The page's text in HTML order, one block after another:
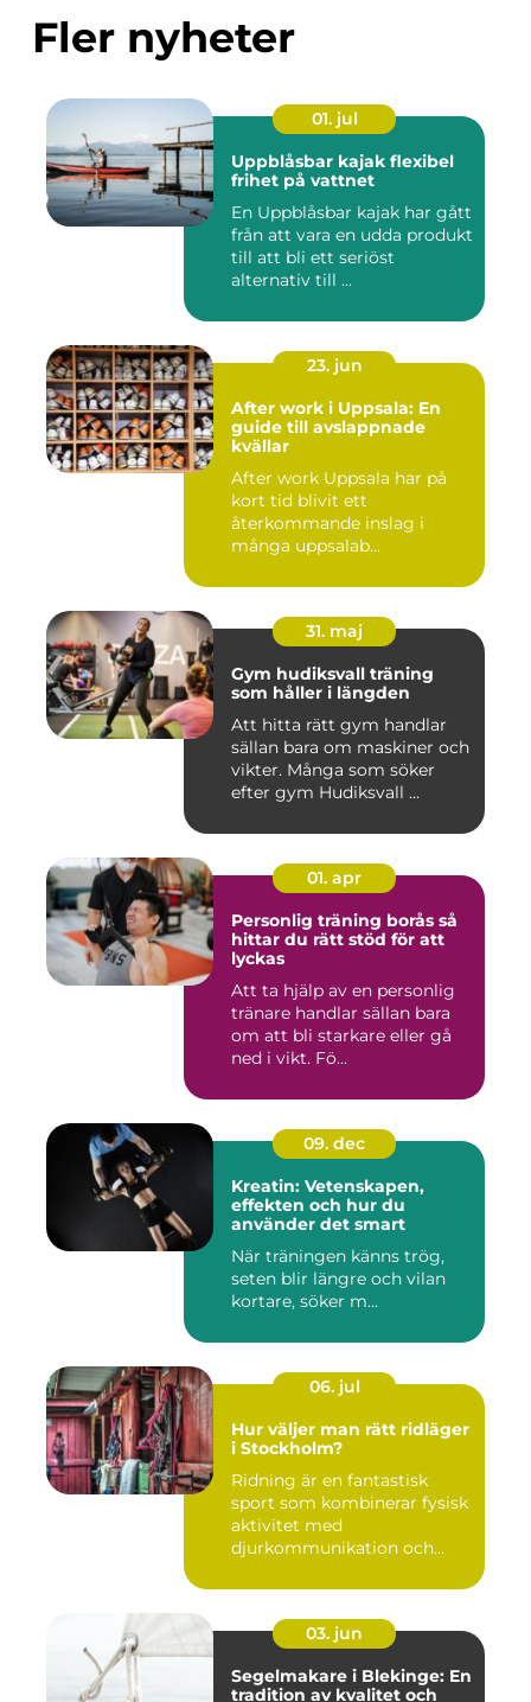
Fler nyheter
01. jul
Uppblåsbar kajak flexibel
frihet på vattnet
En Uppblåsbar kajak har gått
från att vara en udda produkt
till att bli ett seriöst
alternativ till ...
23. jun
After work i Uppsala: En
guide till avslappnade
kvällar
After work Uppsala har på
kort tid blivit ett
återkommande inslag i
många uppsalab...
31. maj
Gym hudiksvall träning
som håller i längden
Att hitta rätt gym handlar
sällan bara om maskiner och
vikter. Många som söker
efter gym Hudiksvall ...
01. apr
Personlig träning borås så
hittar du rätt stöd för att
lyckas
Att ta hjälp av en personlig
tränare handlar sällan bara
om att bli starkare eller gå
ned i vikt. Fö...
09. dec
Kreatin: Vetenskapen,
effekten och hur du
använder det smart
När träningen känns trög,
seten blir längre och vilan
kortare, söker m...
06. jul
Hur väljer man rätt ridläger
i Stockholm?
Ridning är en fantastisk
sport som kombinerar fysisk
aktivitet med
djurkommunikation och
03. jun
Segelmakare i Blekinge: En
tradition av kvalitet och